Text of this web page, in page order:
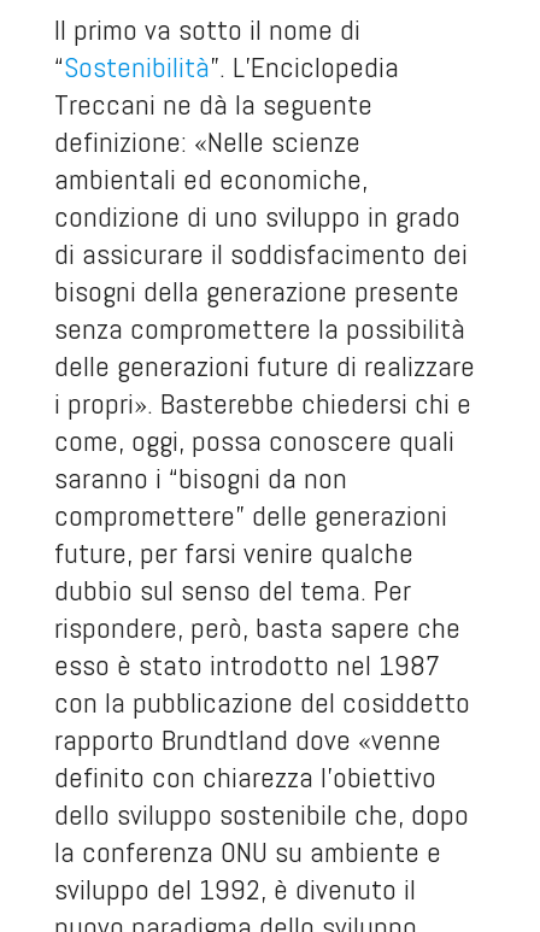
Il primo va sotto il nome di
“Sostenibilità”. L’Enciclopedia
Treccani ne dà la seguente
definizione: «Nelle scienze
ambientali ed economiche,
condizione di uno sviluppo in grado
di assicurare il soddisfacimento dei
bisogni della generazione presente
senza compromettere la possibilità
delle generazioni future di realizzare
i propri». Basterebbe chiedersi chi e
come, oggi, possa conoscere quali
saranno i “bisogni da non
compromettere” delle generazioni
future, per farsi venire qualche
dubbio sul senso del tema. Per
rispondere, però, basta sapere che
esso è stato introdotto nel 1987
con la pubblicazione del cosiddetto
rapporto Brundtland dove «venne
definito con chiarezza l’obiettivo
dello sviluppo sostenibile che, dopo
la conferenza ONU su ambiente e
sviluppo del 1992, è divenuto il